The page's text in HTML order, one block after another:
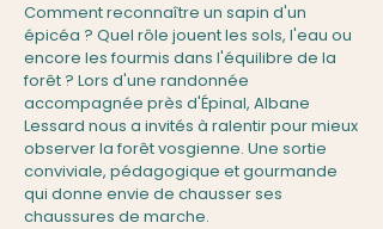
Comment reconnaître un sapin d'un
épicéa ? Quel rôle jouent les sols, l'eau ou
encore les fourmis dans l'équilibre de la
forêt ? Lors d'une randonnée
accompagnée près d'Épinal, Albane
Lessard nous a invités à ralentir pour mieux
observer la forêt vosgienne. Une sortie
conviviale, pédagogique et gourmande
qui donne envie de chausser ses
chaussures de marche.